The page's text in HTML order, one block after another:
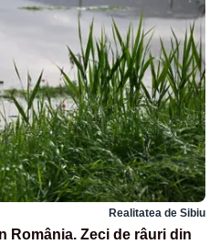
Realitatea de Sibiu
România. Zeci de râuri din